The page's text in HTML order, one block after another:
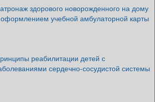
здорового новорожденного на дому
учебной амбулаторной карты
реабилитации детей с
сердечно-сосудистой системы